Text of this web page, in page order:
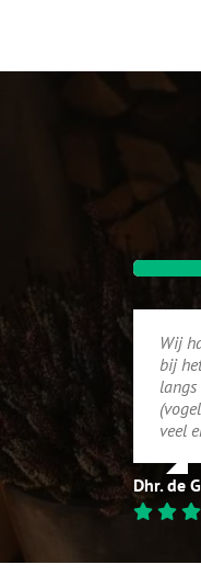
Wij
bij
veel
Dhr. de